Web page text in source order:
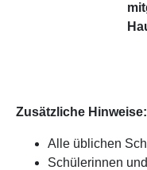
Zusätzliche Hinweise:
Alle üblichen
Schülerinnen